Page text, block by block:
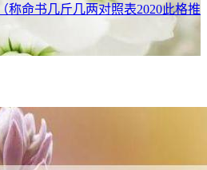
称命书几斤几两对照表2020此格推